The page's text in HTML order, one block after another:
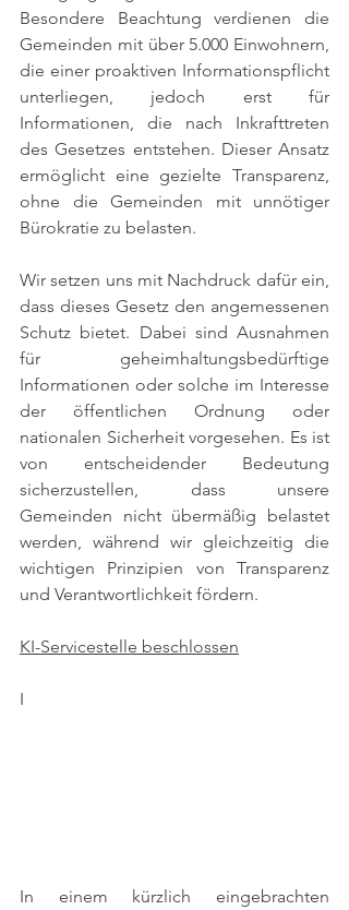
Besondere Beachtung verdienen die
Gemeinden mit über 5.000 Einwohnern,
die einer proaktiven Informationspflicht
unterliegen, jedoch erst für
Informationen, die nach Inkrafttreten
des Gesetzes entstehen. Dieser Ansatz
ermöglicht eine gezielte Transparenz,
ohne die Gemeinden mit unnötiger
Bürokratie zu belasten.
Wir setzen uns mit Nachdruck dafür ein,
dass dieses Gesetz den angemessenen
Schutz bietet. Dabei sind Ausnahmen
für geheimhaltungsbedürftige
Informationen oder solche im Interesse
der öffentlichen Ordnung oder
nationalen Sicherheit vorgesehen. Es ist
von entscheidender Bedeutung
sicherzustellen, dass unsere
Gemeinden nicht übermäßig belastet
werden, während wir gleichzeitig die
wichtigen Prinzipien von Transparenz
und Verantwortlichkeit fördern.
KI-Servicestelle beschlossen
I
In einem kürzlich eingebrachten